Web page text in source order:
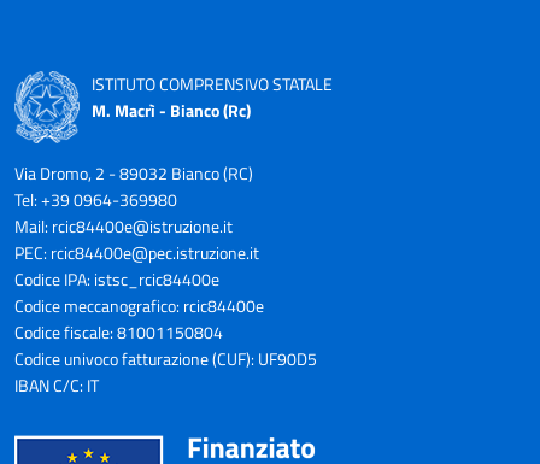
ISTITUTO COMPRENSIVO STATALE
M. Macrì - Bianco (Rc)
Via Dromo, 2 - 89032 Bianco (RC)
Tel: +39 0964-369980
Mail:rcic84400e@istruzione.it
PEC:rcic84400e@pec.istruzione.it
Codice IPA: istsc_rcic84400e
Codice meccanografico: rcic84400e
Codice fiscale: 81001150804
Codice univoco fatturazione (CUF): UF90D5
IBAN C/C: IT